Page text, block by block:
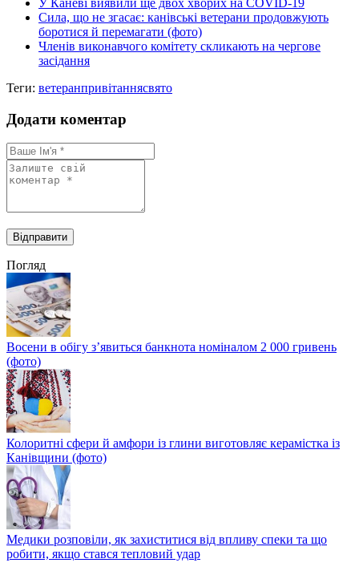
Сила, що не згасає: канівські ветерани продовжують
боротися й перемагати (фото)
Членів виконавчого комітету скликають на чергове
засідання
Теги: ветеранпривітаннясвято
Додати коментар
Погляд
Восени в обігу з’явиться банкнота номіналом 2 000 гривень
(фото)
Колоритні сфери й амфори із глини виготовляє керамістка із
Канівщини (фото)
Медики розповіли, як захиститися від впливу спеки та що
робити, якщо стався тепловий удар